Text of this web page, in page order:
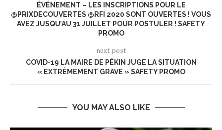
ÉVÉNEMENT – LES INSCRIPTIONS POUR LE
@PRIXDECOUVERTES @RFI 2020 SONT OUVERTES ! VOUS
AVEZ JUSQU’AU 31 JUILLET POUR POSTULER ! SAFETY
PROMO
next post
COVID-19 LA MAIRE DE PÉKIN JUGE LA SITUATION
« EXTRÊMEMENT GRAVE » SAFETY PROMO
YOU MAY ALSO LIKE